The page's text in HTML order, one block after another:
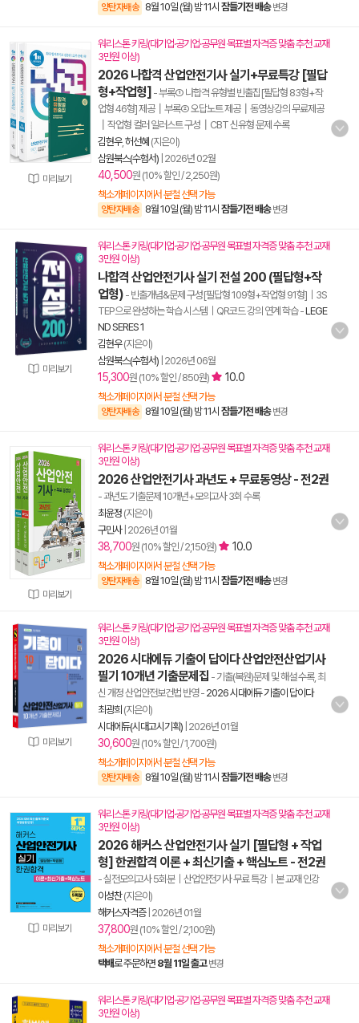
양탄자배송 8월 10일 (월) 밤 11시 잠들기전 배송 변경
미리보기
워리스톤 키링(대기업·공기업·공무원 목표별 자격증 맞춤 추천 교재
3만원 이상)
2026 나합격 산업안전기사 실기+무료특강 [필답
형+작업형] - 부록① 나합격 유형별 빈출집[필답형 83형+작
업형 46형] 제공┃부록② 오답노트 제공┃동영상강의 무료제공
┃작업형 컬러 일러스트 구성┃CBT 신유형 문제 수록
김현우, 허선혜 (지은이)
삼원북스(수험서) 2026년 02월
40,500원 (10% 할인 / 2,250원)
책소개페이지에서 분철 선택 가능
양탄자배송 8월 10일 (월) 밤 11시 잠들기전 배송 변경
미리보기
워리스톤 키링(대기업·공기업·공무원 목표별 자격증 맞춤 추천 교재
3만원 이상)
나합격 산업안전기사 실기 전설 200 (필답형+작
업형) - 빈출개념&문제 구성[필답형 109형+작업형 91형]｜3S
TEP으로 완성하는 학습 시스템｜QR코드 강의 연계 학습-LEGE
ND SERES 1
김현우(지은이)
삼원북스(수험서) 2026년 06월
15,300원 (10% 할인 / 850원) 10.0
책소개페이지에서 분철 선택 가능
양탄자배송 8월 10일 (월) 밤 11시 잠들기전 배송 변경
미리보기
워리스톤 키링(대기업·공기업·공무원 목표별 자격증 맞춤 추천 교재
3만원 이상)
2026 산업안전기사 과년도 + 무료동영상 - 전2권
- 과년도 기출문제 10개년+모의고사 3회 수록
최윤정 (지은이)
구민사| 2026년 01월
38,700원 (10% 할인 / 2,150원) 10.0
책소개페이지에서 분철 선택 가능
양탄자배송 8월 10일 (월) 밤 11시 잠들기전 배송 변경
미리보기
워리스톤 키링(대기업·공기업·공무원 목표별 자격증 맞춤 추천 교재
3만원 이상)
2026 시대에듀 기출이 답이다 산업안전산업기사
필기 10개년 기출문제집 - 기출(복원)문제 및 해설 수록, 최
신 개정 산업안전보건법 반영- 2026 시대에듀 기출이 답이다
최광희 (지은이)
시대에듀(시대고시기획) 2026년 01월
30,600원 (10% 할인 / 1,700원)
책소개페이지에서 분철 선택 가능
양탄자배송 8월 10일 (월) 밤 11시 잠들기전 배송 변경
미리보기
워리스톤 키링(대기업·공기업·공무원 목표별 자격증 맞춤 추천 교재
3만원 이상)
2026 해커스 산업안전기사 실기 [필답형 + 작업
형] 한권합격 이론 + 최신기출 + 핵심노트 - 전2권
- 실전모의고사 5회분｜산업안전기사 무료 특강｜본 교재 인강
이성찬(지은이)
해커스자격증| 2026년 01월
37,800원 (10% 할인 / 2,100원)
책소개페이지에서 분철 선택 가능
택배로 주문하면 8월 11일 출고 변경
워리스톤 키링(대기업·공기업·공무원 목표별 자격증 맞춤 추천 교재
3만원 이상)